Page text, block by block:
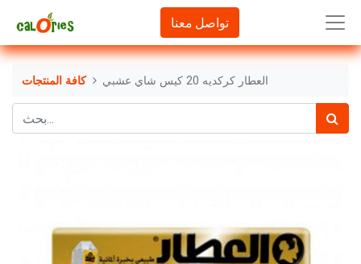
تواصل معنا
كافة المنتجات العطار كركديه 20 كيس شاي عشبي